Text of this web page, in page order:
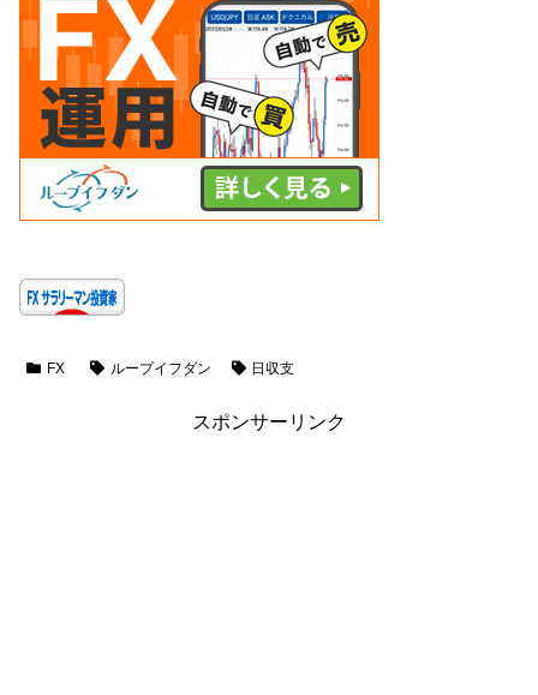
FX ループイフダン 日収支
スポンサーリンク